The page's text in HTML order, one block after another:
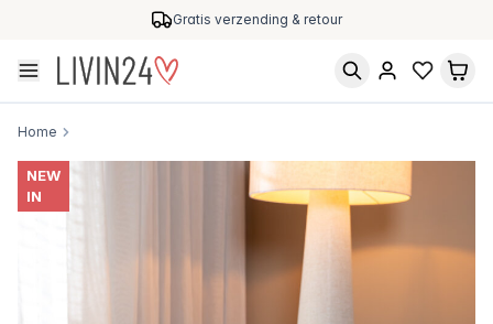
Gratis verzending & retour
Home
NEW
IN